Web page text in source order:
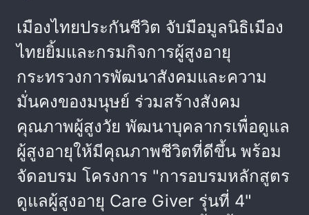
เมืองไทยประกันชีวิต จับมือมูลนิธิเมือง
ไทยยิ้มและกรมกิจการผู้สูงอายุ
กระทรวงการพัฒนาสังคมและความ
มั่นคงของมนุษย์ ร่วมสร้างสังคม
คุณภาพผู้สูงวัย พัฒนาบุคลากรเพื่อดูแล
ผู้สูงอายุให้มีคุณภาพชีวิตที่ดีขึ้น พร้อม
จัดอบรม โครงการ "การอบรมหลักสูตร
ดูแลผู้สูงอายุ Care Giver รุ่นที่ 4"